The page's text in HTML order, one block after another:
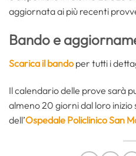
aggiornata ai più recenti
Bando e
Scarica il bando per tutti i
Il calendario delle prove sarà
almeno 20 giorni dal loro inizio
dell’Ospedale Policlinico San